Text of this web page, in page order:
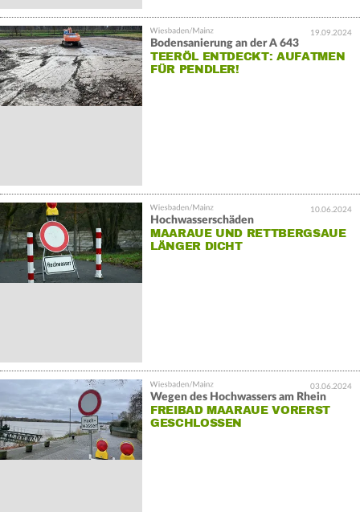
19.09.2024
Bodensanierung an der A 643
TEERÖL ENTDECKT: AUFATMEN
FÜR PENDLER!
10.06.2024
Hochwasserschäden
MAARAUE UND RETTBERGSAUE
LÄNGER DICHT
03.06.2024
Wegen des Hochwassers am Rhein
FREIBAD MAARAUE VORERST
GESCHLOSSEN